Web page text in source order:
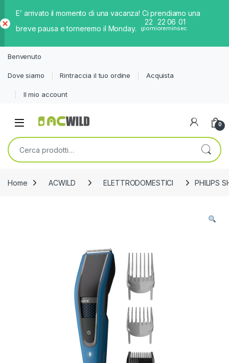
E’ arrivato il momento di una vacanza! Ci prendiamo una
breve pausa e torneremo il Monday.
22
giorni
22
ore
06
min
01
sec
iud
Benvenuto
Dove siamo Rintraccia il tuo ordine Acquista
Il mio account
0
Cerca:
Home ACWILD ELETTRODOMESTICI PHILIPS